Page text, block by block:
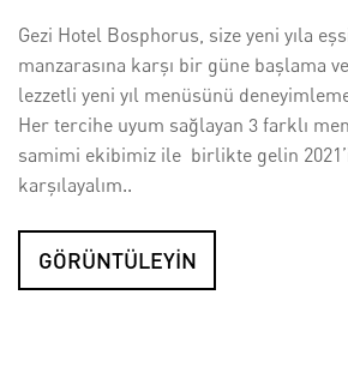
Gezi Hotel Bosphorus, size yeni yıla
manzarasına karşı bir güne başlama
lezzetli yeni yıl menüsünü
Her tercihe uyum sağlayan 3 farklı
samimi ekibimiz ile birlikte gelin
karşılayalım..
GÖRÜNTÜLEYİN